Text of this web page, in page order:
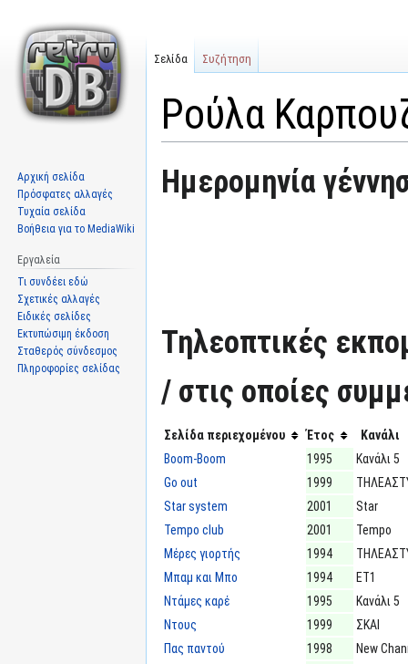
Ρούλα
Μετάβαση
στην
Πήδηση
στην
Ημερομηνία
Τηλεοπτικές
/ στις οποίες
Σελίδα περιεχομένου Έτος
Κανάλι
Boom-Boom
1995
Κανάλι 5
Go out
1999
Star system
2001
Star
Tempo club
2001
Tempo
Μέρες γιορτής
1994
Μπαμ και Μπο
1994
ΕΤ1
Ντάμες καρέ
1995
Κανάλι 5
Ντους
1999
ΣΚΑΙ
Πας παντού
1998
New
Σελίδα Συζήτηση
Αρχική σελίδα
Πρόσφατες αλλαγές
Τυχαία σελίδα
Βοήθεια για το MediaWiki
Εργαλεία
Τι συνδέει εδώ
Σχετικές αλλαγές
Ειδικές σελίδες
Εκτυπώσιμη έκδοση
Σταθερός σύνδεσμος
Πληροφορίες σελίδας